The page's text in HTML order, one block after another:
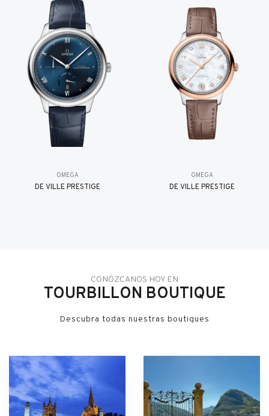
OMEGA
DE VILLE PRESTIGE
OMEGA
DE VILLE PRESTIGE
CONÓZCANOS HOY EN
TOURBILLON BOUTIQUE
Descubra todas nuestras boutiques